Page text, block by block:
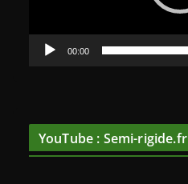
o
00:00
YouTube : Semi-rigide.fr